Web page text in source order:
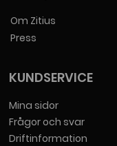
Om Zitius
Press
KUNDSERVICE
Mina sidor
Frågor och svar
Driftinformation